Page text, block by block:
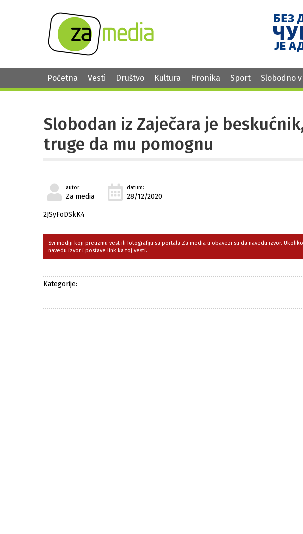
Početna Vesti Društvo Kultura Hronika Sport Slobodno
Slobodan iz Zaječara je
truge da mu pomognu
autor:
Za media
datum:
28/12/2020
2JSyFoDSkK4
Svi mediji koji preuzmu vest ili fotografiju sa portala Za media u obavezi su da navedu izvor.
navedu izvor i postave link ka toj vesti.
Kategorije: